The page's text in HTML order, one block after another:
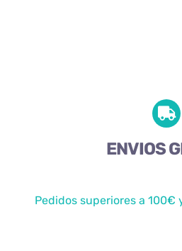
ENVIOS
Pedidos superiores a 100€